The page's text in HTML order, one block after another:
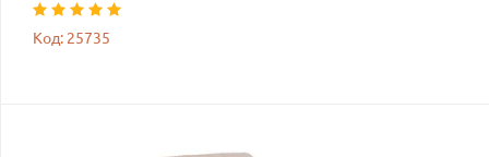
Код: 25735